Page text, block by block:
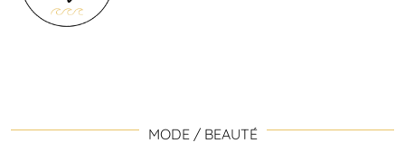
MODE / BEAUTÉ